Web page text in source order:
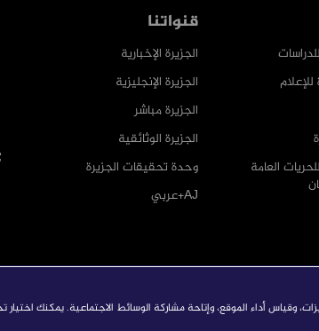
العامة
قنواتنا
الجزيرة الإخبارية
الجزيرة الإنجليزية
الجزيرة مباشر
الجزيرة الوثائقية
وحدة تحقيقات الجزيرة
AJ+عربي
وقياس أداء الموقع، وإتاحة مشاركة الوسائط الاجتماعية. يمكنك